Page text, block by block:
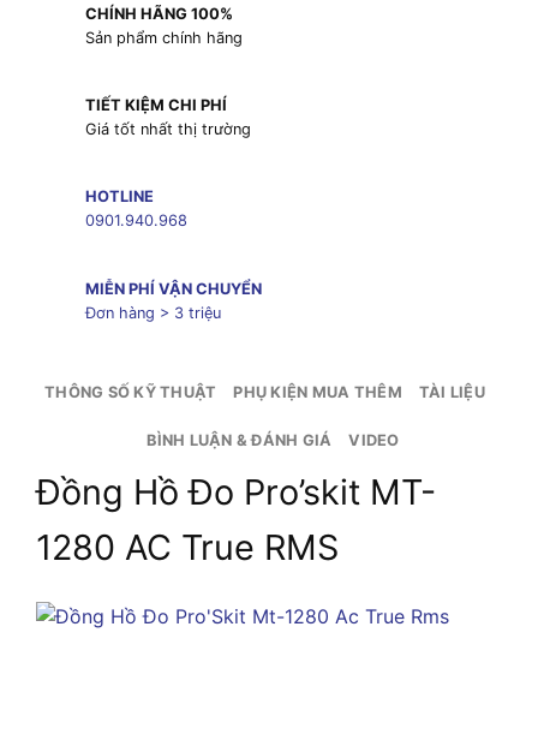
CHÍNH HÃNG 100%
Sản phẩm chính hãng
TIẾT KIỆM CHI PHÍ
Giá tốt nhất thị trường
HOTLINE
0901.940.968
MIỄN PHÍ VẬN CHUYỂN
Đơn hàng > 3 triệu
THÔNG SỐ KỸ THUẬT PHỤ KIỆN MUA THÊM TÀI LIỆU
BÌNH LUẬN & ĐÁNH GIÁ VIDEO
Đồng Hồ Đo Pro’skit MT-
1280 AC True RMS